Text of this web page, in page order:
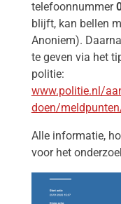
telefoonnummer
blijft, kan bellen
Anoniem).
te geven via het
politie:
www.politie.nl/
doen/
Alle informatie,
voor het